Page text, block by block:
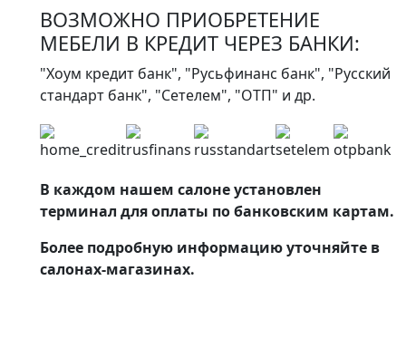
ВОЗМОЖНО ПРИОБРЕТЕНИЕ
МЕБЕЛИ В КРЕДИТ ЧЕРЕЗ БАНКИ:
"Хоум кредит банк", "Русьфинанс банк", "Русский
стандарт банк", "Сетелем", "ОТП" и др.
В каждом нашем салоне установлен
терминал для оплаты по банковским картам.
Более подробную информацию уточняйте в
салонах-магазинах.